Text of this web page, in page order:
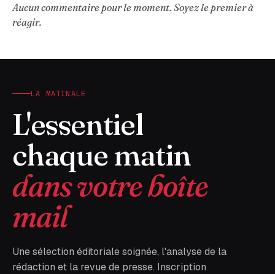
Aucun commentaire pour le moment. Soyez le premier à
réagir.
LA MATINALE
L'essentiel
chaque matin
dans votre boîte
mail
Une sélection éditoriale soignée, l'analyse de la
rédaction et la revue de presse. Inscription